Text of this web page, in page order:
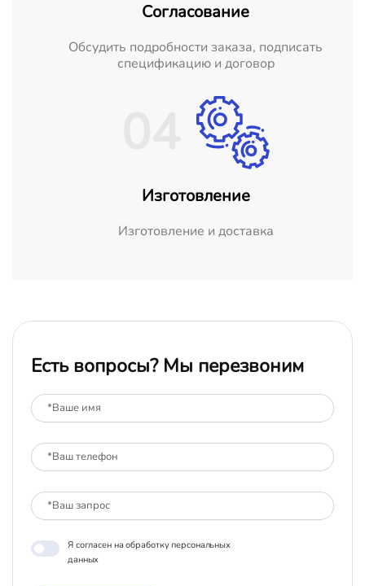
Согласование
Обсудить подробности заказа, подписать
спецификацию и договор
Изготовление
Изготовление и доставка
Есть вопросы? Мы перезвоним
Я согласен на обработку персональных
данных